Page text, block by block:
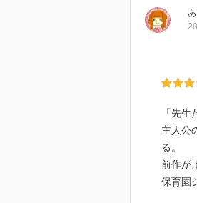
「先
主人公
る。
前作が
保育園